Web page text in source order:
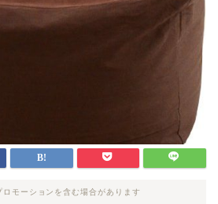
ロモーションを含む場合があります